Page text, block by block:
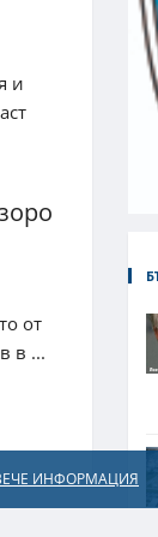
и
от
в ...
ИНФОРМАЦИЯ